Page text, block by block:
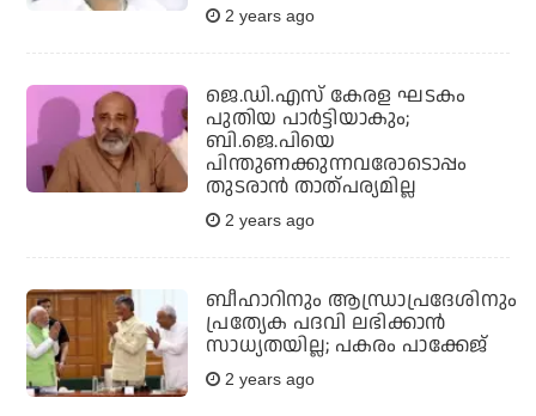
2 years ago
ജെ.ഡി.എസ് കേരള ഘടകം
പുതിയ പാര്‍ട്ടിയാകും;
ബി.ജെ.പിയെ
പിന്തുണക്കുന്നവരോടൊപ്പം
തുടരാന്‍ താത്പര്യമില്ല
2 years ago
ബീഹാറിനും ആന്ധ്രാപ്രദേശിനും
പ്രത്യേക പദവി ലഭിക്കാൻ
സാധ്യതയില്ല; പകരം പാക്കേജ്
2 years ago